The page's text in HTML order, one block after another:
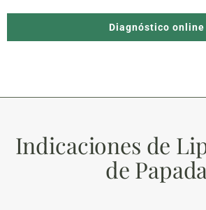
Diagnóstico online
Indicaciones de
de